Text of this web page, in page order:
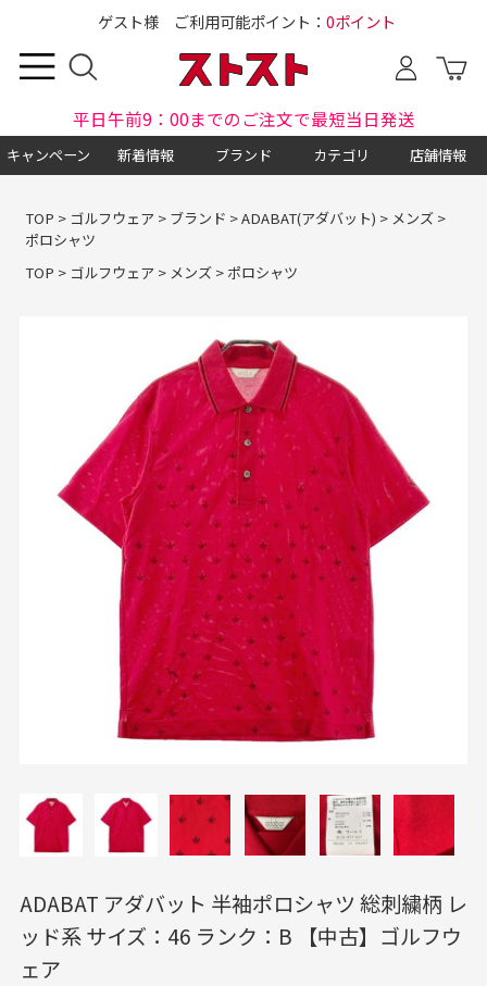
ゲスト様 ご利用可能ポイント： 0ポイント
平日午前9：00までのご注文で最短当日発送
キャンペーン 新着情報 ブランド カテゴリ 店舗情報
TOP > ゴルフウェア > ブランド >ADABAT(アダバット) > メンズ>
ポロシャツ
TOP > ゴルフウェア > メンズ> ポロシャツ
ADABAT アダバット 半袖ポロシャツ 総刺繍柄 レ
ッド系 サイズ：46 ランク：B 【中古】ゴルフウ
ェア